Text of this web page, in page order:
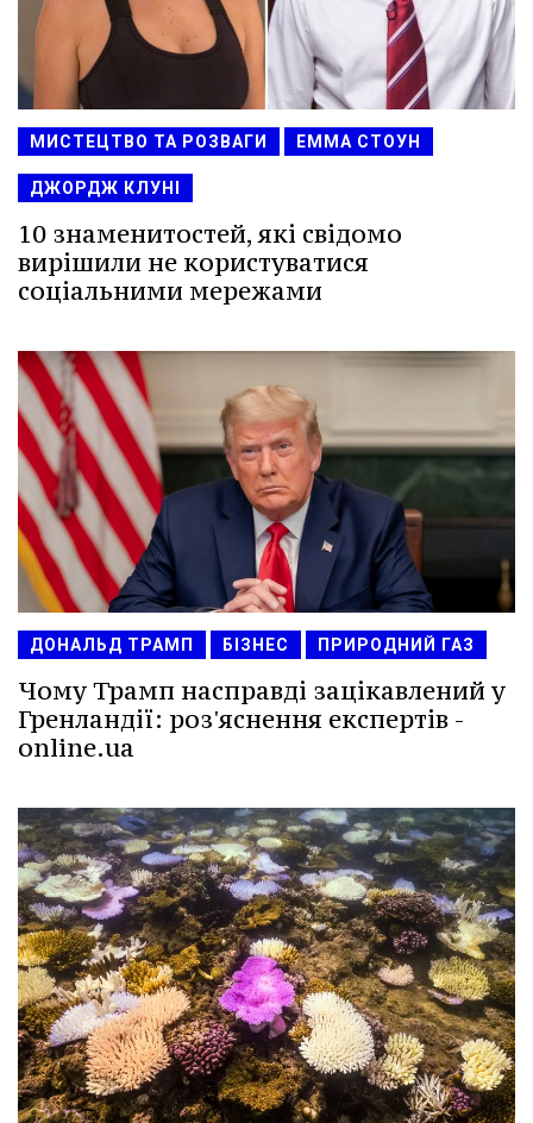
МИСТЕЦТВО ТА РОЗВАГИ ЕММА СТОУН
ДЖОРДЖ КЛУНІ
10 знаменитостей, які свідомо
вирішили не користуватися
соціальними мережами
ДОНАЛЬД ТРАМП БІЗНЕС ПРИРОДНИЙ ГАЗ
Чому Трамп насправді зацікавлений у
Гренландії: роз'яснення експертів -
online.ua